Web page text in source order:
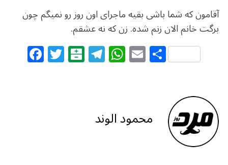
آقامون که شما باشی بقیه ماجرای اون روز رو نمیگم چون
برگت خانم الان زنم شده. زن که نه عشقم.
F
a T
w B
al
in
T
el
ra
m
W
h
A
p
E
m S
h
e محمود الوند